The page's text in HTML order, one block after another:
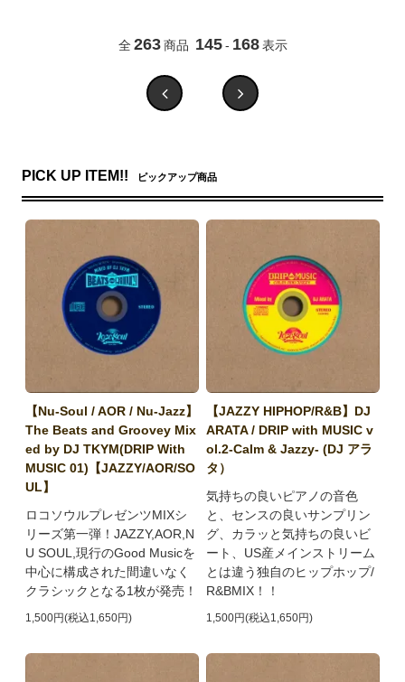
全 263 商品 145 - 168 表示
PICK UP ITEM!! ピックアップ商品
【Nu-Soul / AOR / Nu-Jazz】
The Beats and Groovey Mix
ed by DJ TKYM(DRIP With
MUSIC 01)【JAZZY/AOR/SO
UL】
ロコソウルプレゼンツMIXシ
リーズ第一弾！JAZZY,AOR,N
U SOUL,現行のGood Musicを
中心に構成された間違いなく
クラシックとなる1枚が発売！
1,500円(税込1,650円)
【JAZZY HIPHOP/R&B】DJ
ARATA / DRIP with MUSIC v
ol.2-Calm & Jazzy- (DJ アラ
タ）
気持ちの良いピアノの音色
と、センスの良いサンプリン
グ、カラッと気持ちの良いビ
ート、US産メインストリーム
とは違う独自のヒップホップ/
R&BMIX！！
1,500円(税込1,650円)